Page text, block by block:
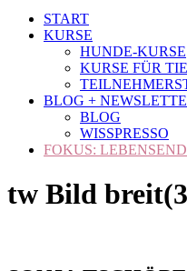
START
KURSE
HUNDE-KURSE
KURSE FÜR
BLOG +
BLOG
WISSPRESSO
FOKUS:
tw Bild